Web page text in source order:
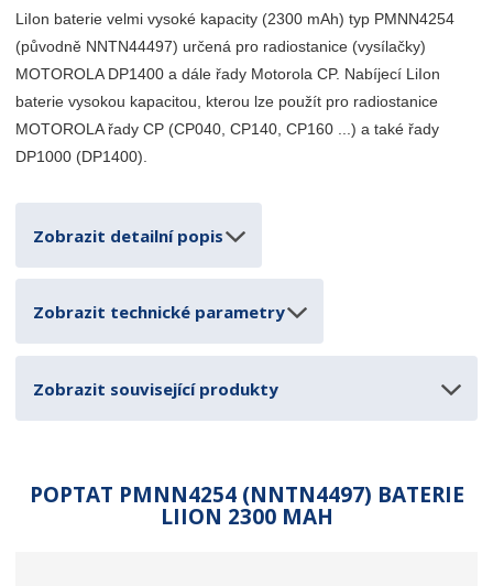
p
o
č
e
t
m
n
o
ž
s
t
v
í
m
n
o
ž
s
t
v
LiIon baterie velmi vysoké kapacity (2300 mAh) typ PMNN4254
(původně NNTN44497) určená pro radiostanice (vysílačky)
MOTOROLA DP1400 a dále řady Motorola CP. Nabíjecí LiIon
baterie vysokou kapacitou, kterou lze použít pro radiostanice
MOTOROLA řady CP (CP040, CP140, CP160 ...) a také řady
DP1000 (DP1400).
Zobrazit detailní popis
Zobrazit technické parametry
Zobrazit související produkty
POPTAT PMNN4254 (NNTN4497) BATERIE
LIION 2300 MAH